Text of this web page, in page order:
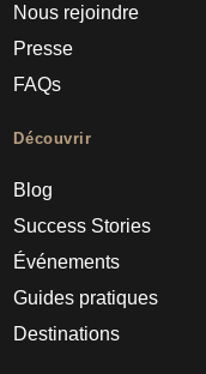
Nous rejoindre
Presse
FAQs
Découvrir
Blog
Success Stories
Événements
Guides pratiques
Destinations